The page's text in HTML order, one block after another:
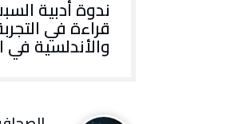
قراءة في
والأندلسية